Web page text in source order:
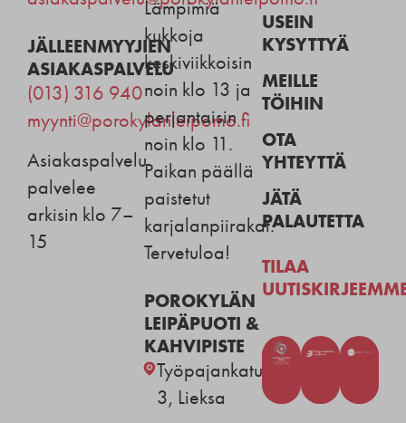
JÄLLEENMYYJIEN
ASIAKASPALVELU
(013) 316 940
myynti@porokylanleipomo.fi
Asiakaspalvelu
palvelee
arkisin klo 7–
15
Lämpimiä
kukkoja
keskiviikkoisin
noin klo 13 ja
perjantaisin
noin klo 11.
Paikan päällä
paistetut
karjalanpiirakat.
Tervetuloa!
POROKYLÄN
LEIPÄPUOTI &
KAHVIPISTE
Työpajankatu
3, Lieksa
USEIN
KYSYTTYÄ
MEILLE
TÖIHIN
OTA
YHTEYTTÄ
JÄTÄ
PALAUTETTA
TILAA